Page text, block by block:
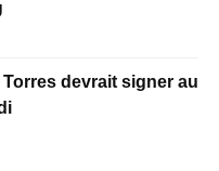
Torres devrait signer au